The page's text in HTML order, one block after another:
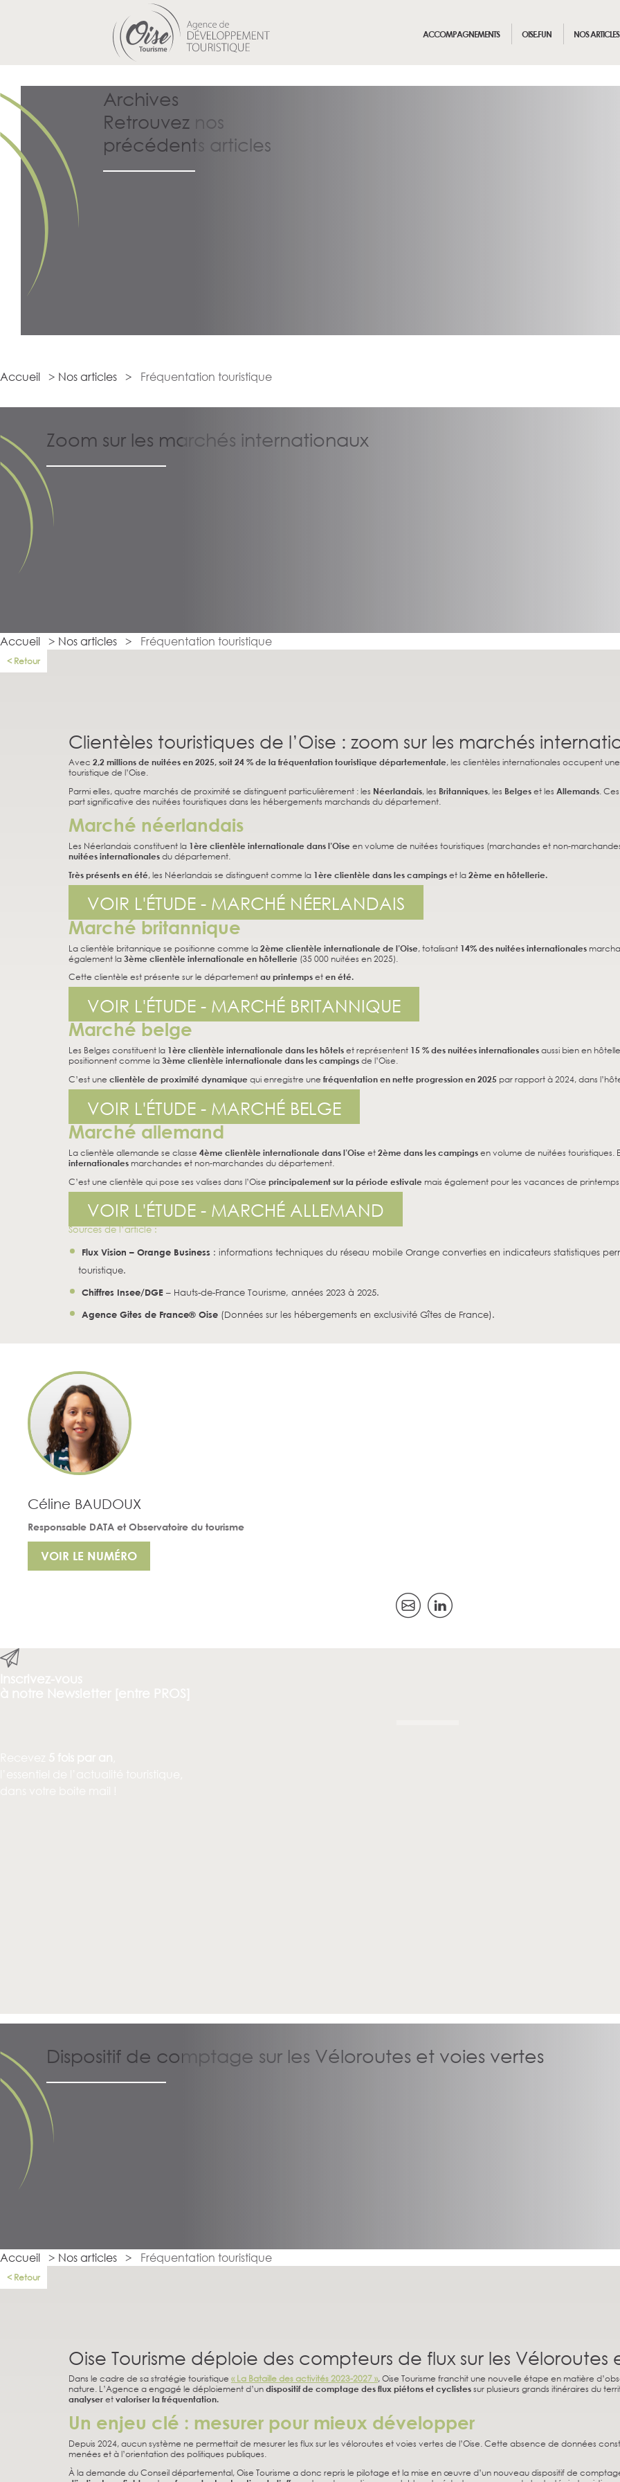
ACCOMPAGNEMENTS OISE.FUN NOS ARTICLES
Archives
Retrouvez nos
précédents articles
Accueil > Nos articles > Fréquentation touristique
Zoom sur les marchés internationaux
Accueil > Nos articles > Fréquentation touristique
Retour
Clientèles touristiques de l’Oise : zoom sur les marchés
Avec 2,2 millions de nuitées en 2025, soit 24 % de la fréquentation touristique départementale, les clientèles internationales occupent
touristique de l’Oise.
Parmi elles, quatre marchés de proximité se distinguent particulièrement : les Néerlandais, les Britanniques, les Belgeset les Allemands.
part significative des nuitées touristiques dans les hébergements marchands du département.
Marché néerlandais
Les Néerlandais constituent la 1ère clientèle internationale dans l’Oiseen volume de nuitées touristiques (marchandes et non-
nuitéesinternationalesdu département.
Très présents en été, les Néerlandais se distinguent comme la 1ère clientèle dans les campingset la2ème en hôtellerie.
VOIR L'ÉTUDE - MARCHÉ NÉERLANDAIS
Marché britannique
La clientèle britannique se positionne comme la2ème clientèle internationale de l’Oise, totalisant 14% des nuitéesinternationales
également la3ème clientèle internationale en hôtellerie(35 000 nuitées en 2025).
Cette clientèle est présente sur le départementau printempseten été.
VOIR L'ÉTUDE - MARCHÉ BRITANNIQUE
Marché belge
Les Belges constituent la 1ère clientèle internationale dans les hôtelset représentent 15 % des nuitées internationalesaussi bien en
positionnent comme la3ème clientèle internationale dans les campingsde l’Oise.
C’est une clientèle de proximité dynamiquequi enregistre une fréquentation en nette progression en 2025 par rapport à 2024, dans
VOIR L'ÉTUDE - MARCHÉ BELGE
Marché allemand
La clientèle allemande se classe 4ème clientèle internationale dans l’Oiseet2ème dans les campingsen volume de nuitées touristiques.
internationalesmarchandes et non-marchandes du département.
C’est une clientèle qui pose ses valises dans l’Oise principalement sur la période estivalemais également pour les vacances de
VOIR L'ÉTUDE - MARCHÉ ALLEMAND
Sources de l’article :
Flux Vision – Orange Business : informations techniques du réseau mobile Orange converties en indicateurs statistiques
touristique.
Chiffres Insee/DGE – Hauts-de-France Tourisme, années 2023 à 2025.
Agence Gites de France® Oise (Données sur les hébergements en exclusivité Gîtes de France).
Céline BAUDOUX
Responsable DATA et Observatoire du tourisme
VOIR LE NUMÉRO
Dispositif de comptage sur les Véloroutes et voies vertes
Accueil > Nos articles > Fréquentation touristique
Retour
Oise Tourisme déploie des compteurs de flux sur les Véloroutes
Dans le cadre de sa stratégie touristique « La Bataille des activités 2023-2027 », Oise Tourisme franchit une nouvelle étape en matière
nature. L’Agence a engagé le déploiement d’undispositif de comptage des flux piétons et cyclistessur plusieurs grands itinéraires du
analyseretvaloriser la fréquentation.
Un enjeu clé : mesurer pour mieux développer
Depuis 2024, aucun système ne permettait de mesurer les flux sur les véloroutes et voies vertes de l’Oise. Cette absence de données
menées et à l’orientation des politiques publiques.
À la demande du Conseil départemental, Oise Tourisme a donc repris le pilotage et la mise en œuvre d’un nouveau dispositif de